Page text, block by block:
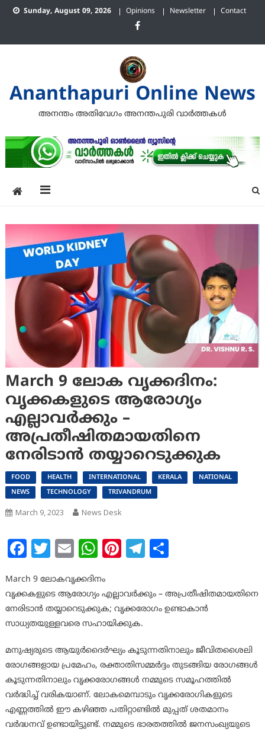
Skip
Sunday, August 09, 2026 Opinions Newsletter Contact
Ananthapuri Online News
അനന്തം അതിവേഗം അനന്തപുരി വാര്‍ത്തകള്‍
March 9 ലോക വൃക്കദിനം:
വൃക്കകളുടെ ആരോഗ്യം
എല്ലാവർക്കും –
അപ്രതീഷിതമായതിനെ
നേരിടാൻ തയ്യാറെടുക്കുക
FOOD HEALTH INTERNATIONAL KERALA
NATIONAL
NEWS
TECHNOLOGY TRIVANDRUM
March 9, 2023 News Desk
Facebook
Twitter
EmailWhatsApp
Pinterest
Telegram
Share
March 9 ലോകവൃക്കദിനം
വൃക്കകളുടെ ആരോഗ്യം എല്ലാവർക്കും – അപ്രതീഷിതമായതിനെ
നേരിടാൻ തയ്യാറെടുക്കുക; വൃക്കരോഗം ഉണ്ടാകാൻ
സാധ്യതയുള്ളവരെ സഹായിക്കുക.
മനുഷ്യരുടെ ആയുര്‍ദൈര്‍ഘ്യം കൂടുന്നതിനാലും ജീവിതശൈലി
രോഗങ്ങളായ പ്രമേഹം, രക്താതിസമ്മര്‍ദ്ദം തുടങ്ങിയ രോഗങ്ങൾ
കൂടുന്നതിനാലും വൃക്കരോഗങ്ങൾ നമ്മുടെ സമൂഹത്തിൽ
വര്‍ദ്ധിച്ച് വരികയാണ്. ലോകമെമ്പാടും വൃക്കരോഗികളുടെ
എണ്ണത്തിൽ ഈ കഴിഞ്ഞ പതിറ്റാണ്ടിൽ മുപ്പത് ശതമാനം
വര്‍ദ്ധനവ് ഉണ്ടായിട്ടുണ്ട്. നമ്മുടെ ഭാരതത്തിൽ ജനസംഖ്യയുടെ